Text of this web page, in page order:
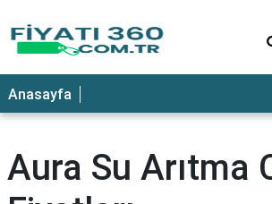
Anasayfa
Aura Su Arıtma